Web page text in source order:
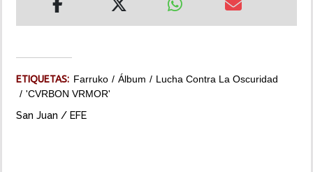
ETIQUETAS: Farruko Álbum
Lucha Contra La Oscuridad
'CVRBON VRMOR'
San Juan / EFE